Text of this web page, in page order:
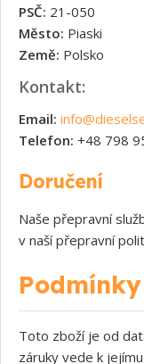
PSČ: 21-050
Město: Piaski
Země: Polsko
Kontakt:
Email:
Telefon: +48 798
Doručení
Naše přepravní
v naší přepravní
Toto zboží je od
záruky vede k jejímu